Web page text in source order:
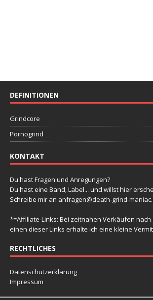
DEFINITIONEN
Grindcore
Pornogrind
KONTAKT
Du hast Fragen und Anregungen?
Du hast eine Band, Label... und willst hier
Schreibe mir an anfragen@death-grind-
*=Affiliate-Links: Bei zeitnahen Verkäufen nach
einen dieser Links erhalte ich eine kleine
RECHTLICHES
Datenschutzerklärung
Impressum